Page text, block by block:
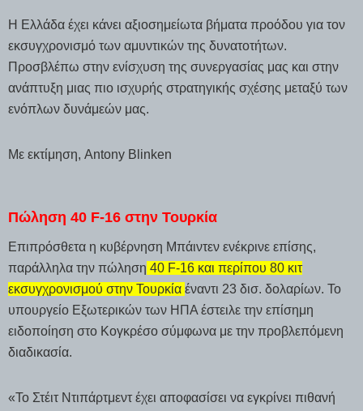
Η Ελλάδα έχει κάνει αξιοσημείωτα βήματα προόδου για τον
εκσυγχρονισμό των αμυντικών της δυνατοτήτων.
Προσβλέπω στην ενίσχυση της συνεργασίας μας και στην
ανάπτυξη μιας πιο ισχυρής στρατηγικής σχέσης μεταξύ των
ενόπλων δυνάμεών μας.
Με εκτίμηση, Antony Blinken
Πώληση 40 F-16 στην Τουρκία
Επιπρόσθετα η κυβέρνηση Μπάιντεν ενέκρινε επίσης,
παράλληλα την πώληση 40 F-16 και περίπου 80 κιτ
εκσυγχρονισμού στην Τουρκία έναντι 23 δισ. δολαρίων. Το
υπουργείο Εξωτερικών των ΗΠΑ έστειλε την επίσημη
ειδοποίηση στο Κογκρέσο σύμφωνα με την προβλεπόμενη
διαδικασία.
«Το Στέιτ Ντιπάρτμεντ έχει αποφασίσει να εγκρίνει πιθανή